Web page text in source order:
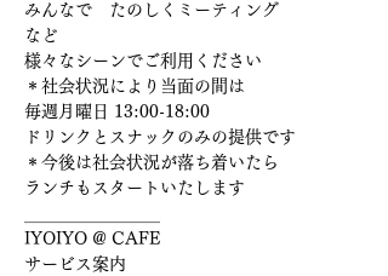
みんなで　たのしくミーティング
など
様々なシーンでご利用ください
＊社会状況により当面の間は
毎週月曜日 13:00-18:00
ドリンクとスナックのみの提供です
＊今後は社会状況が落ち着いたら
ランチもスタートいたします
IYOIYO @ CAFE
サービス案内